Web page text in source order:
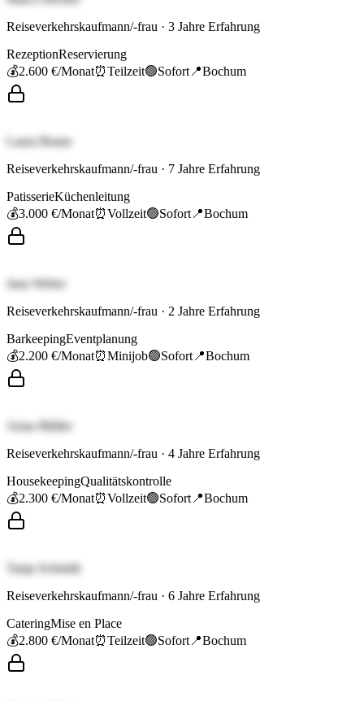
Reiseverkehrskaufmann/-frau · 3 Jahre Erfahrung
RezeptionReservierung
💰2.600 €/Monat⏰Teilzeit🟢Sofort 📍Bochum
Laura Braun
Reiseverkehrskaufmann/-frau · 7 Jahre Erfahrung
PatisserieKüchenleitung
💰3.000 €/Monat⏰Vollzeit🟢Sofort 📍Bochum
Jana Weber
Reiseverkehrskaufmann/-frau · 2 Jahre Erfahrung
BarkeepingEventplanung
💰2.200 €/Monat⏰Minijob🟢Sofort 📍Bochum
Anna Müller
Reiseverkehrskaufmann/-frau · 4 Jahre Erfahrung
HousekeepingQualitätskontrolle
💰2.300 €/Monat⏰Vollzeit🟢Sofort 📍Bochum
Tanja Schmidt
Reiseverkehrskaufmann/-frau · 6 Jahre Erfahrung
CateringMise en Place
💰2.800 €/Monat⏰Teilzeit🟢Sofort 📍Bochum